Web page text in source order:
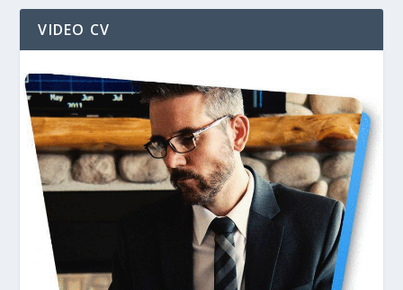
VIDEO CV